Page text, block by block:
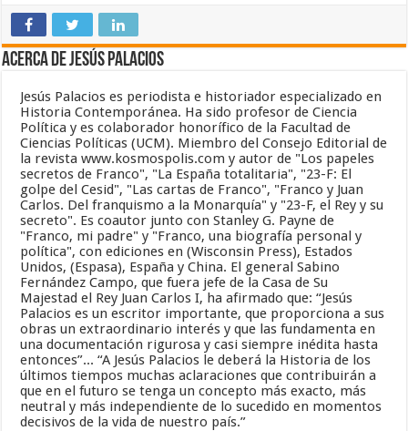
Acerca de Jesús Palacios
Jesús Palacios es periodista e historiador especializado en
Historia Contemporánea. Ha sido profesor de Ciencia
Política y es colaborador honorífico de la Facultad de
Ciencias Políticas (UCM). Miembro del Consejo Editorial de
la revista www.kosmospolis.com y autor de "Los papeles
secretos de Franco", "La España totalitaria", "23-F: El
golpe del Cesid", "Las cartas de Franco", "Franco y Juan
Carlos. Del franquismo a la Monarquía" y "23-F, el Rey y su
secreto". Es coautor junto con Stanley G. Payne de
"Franco, mi padre" y "Franco, una biografía personal y
política", con ediciones en (Wisconsin Press), Estados
Unidos, (Espasa), España y China. El general Sabino
Fernández Campo, que fuera jefe de la Casa de Su
Majestad el Rey Juan Carlos I, ha afirmado que: “Jesús
Palacios es un escritor importante, que proporciona a sus
obras un extraordinario interés y que las fundamenta en
una documentación rigurosa y casi siempre inédita hasta
entonces”... “A Jesús Palacios le deberá la Historia de los
últimos tiempos muchas aclaraciones que contribuirán a
que en el futuro se tenga un concepto más exacto, más
neutral y más independiente de lo sucedido en momentos
decisivos de la vida de nuestro país.”